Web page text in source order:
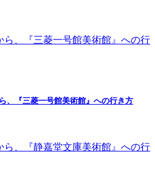
、『三菱一号館美術館』への行き方